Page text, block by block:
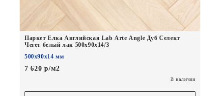
Паркет Елка Английская Lab Arte Angle Дуб Селект
Чегет белый лак 500х90х14/3
500х90х14 мм
7 620 р/м2
В наличии